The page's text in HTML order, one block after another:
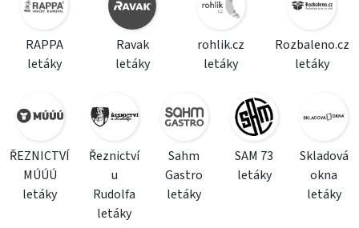
RAPPA
letáky
Ravak
letáky
rohlik.cz
letáky
Rozbaleno.cz
letáky
ŘEZNICTVÍ
MÚÚÚ
letáky
Řeznictví
u
Rudolfa
letáky
Sahm
Gastro
letáky
SAM 73
letáky
Skladová
okna
letáky